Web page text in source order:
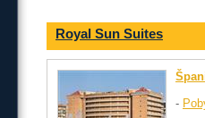
Royal Sun Suites
-